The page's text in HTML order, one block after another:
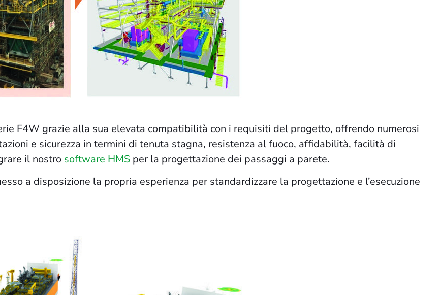
F4W grazie alla sua elevata compatibilità con i requisiti del progetto, offrendo numerosi
e sicurezza in termini di tenuta stagna, resistenza al fuoco, affidabilità, facilità di
il nostro software HMS per la progettazione dei passaggi a parete.
a disposizione la propria esperienza per standardizzare la progettazione e l’esecuzione